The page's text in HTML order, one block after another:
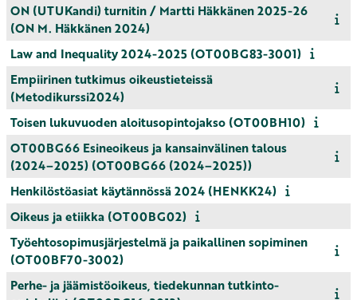
ON (UTUKandi) turnitin / Martti Häkkänen 2025-26
(ON M. Häkkänen 2024)
Law and Inequality 2024-2025 (OT00BG83-3001)
Empiirinen tutkimus oikeustieteissä
(Metodikurssi2024)
Toisen lukuvuoden aloitusopintojakso (OT00BH10)
OT00BG66 Esineoikeus ja kansainvälinen talous
(2024–2025) (OT00BG66 (2024–2025))
Henkilöstöasiat käytännössä 2024 (HENKK24)
Oikeus ja etiikka (OT00BG02)
Työehtosopimusjärjestelmä ja paikallinen sopiminen
(OT00BF70-3002)
Perhe- ja jäämistöoikeus, tiedekunnan tutkinto-